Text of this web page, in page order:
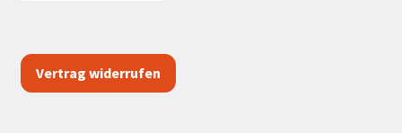
Vertrag widerrufen